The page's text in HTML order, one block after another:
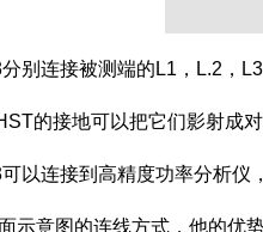
别连接被测端的L1，L.2，
的接地可以把它们影射成对
以连接到高精度功率分析仪
示意图的连线方式，他的优